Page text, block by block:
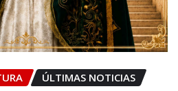
ÚLTIMAS NOTICIAS